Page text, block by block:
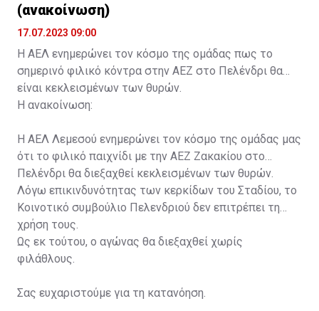
(ανακοίνωση)
17.07.2023 09:00
Η ΑΕΛ ενημερώνει τον κόσμο της ομάδας πως το
σημερινό φιλικό κόντρα στην ΑΕΖ στο Πελένδρι θα
είναι κεκλεισμένων των θυρών.
Η ανακοίνωση:
Η ΑΕΛ Λεμεσού ενημερώνει τον κόσμο της ομάδας μας
ότι το φιλικό παιχνίδι με την ΑΕΖ Ζακακίου στο
Πελένδρι θα διεξαχθεί κεκλεισμένων των θυρών.
Λόγω επικινδυνότητας των κερκίδων του Σταδίου, το
Κοινοτικό συμβούλιο Πελενδριού δεν επιτρέπει τη
χρήση τους.
Ως εκ τούτου, ο αγώνας θα διεξαχθεί χωρίς
φιλάθλους.
Σας ευχαριστούμε για τη κατανόηση.